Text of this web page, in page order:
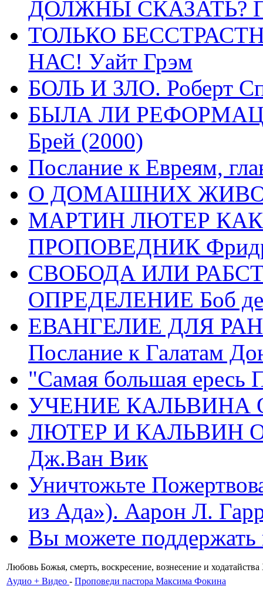
ДОЛЖНЫ СКАЗАТЬ?
ТОЛЬКО
НАС! Уайт Грэм
БОЛЬ И ЗЛО. Роберт
БЫЛА ЛИ
Брей (2000)
Послание к Евреям,
О ДОМАШНИХ
МАРТИН ЛЮТЕР
ПРОПОВЕДНИК
СВОБОДА ИЛИ
ОПРЕДЕЛЕНИЕ Боб де
ЕВАНГЕЛИЕ ДЛЯ
Послание к Галатам
"Самая большая ересь
УЧЕНИЕ КАЛЬВИНА
ЛЮТЕР И КАЛЬВИН
Дж.Ван Вик
Уничтожьте
из Ада»). Аарон Л.
Вы можете
Любовь Божья, смерть, воскресение, вознесение и
Аудио + Видео - Проповеди пастора Максима Фокина